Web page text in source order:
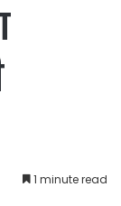
1 minute read